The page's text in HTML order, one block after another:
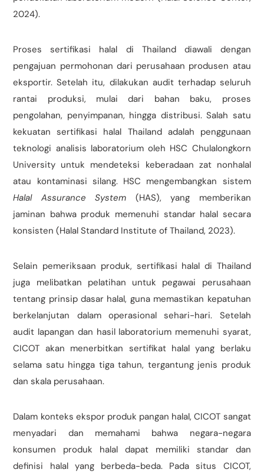
2024).
Proses sertifikasi halal di Thailand diawali dengan
pengajuan permohonan dari perusahaan produsen atau
eksportir. Setelah itu, dilakukan audit terhadap seluruh
rantai produksi, mulai dari bahan baku, proses
pengolahan, penyimpanan, hingga distribusi. Salah satu
kekuatan sertifikasi halal Thailand adalah penggunaan
teknologi analisis laboratorium oleh HSC Chulalongkorn
University untuk mendeteksi keberadaan zat nonhalal
atau kontaminasi silang. HSC mengembangkan sistem
Halal Assurance System (HAS), yang memberikan
jaminan bahwa produk memenuhi standar halal secara
konsisten (Halal Standard Institute of Thailand, 2023).
Selain pemeriksaan produk, sertifikasi halal di Thailand
juga melibatkan pelatihan untuk pegawai perusahaan
tentang prinsip dasar halal, guna memastikan kepatuhan
berkelanjutan dalam operasional sehari-hari. Setelah
audit lapangan dan hasil laboratorium memenuhi syarat,
CICOT akan menerbitkan sertifikat halal yang berlaku
selama satu hingga tiga tahun, tergantung jenis produk
dan skala perusahaan.
Dalam konteks ekspor produk pangan halal, CICOT sangat
menyadari dan memahami bahwa negara-negara
konsumen produk halal dapat memiliki standar dan
definisi halal yang berbeda-beda. Pada situs CICOT,